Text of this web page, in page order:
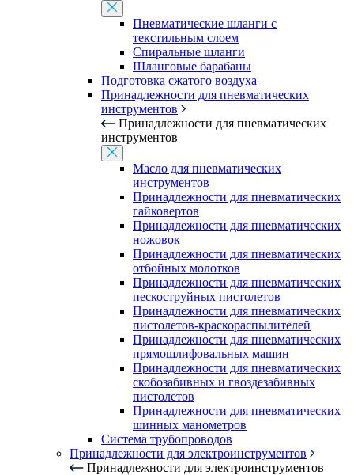
Пневматические шланги с
текстильным слоем
Спиральные шланги
Шланговые барабаны
Подготовка сжатого воздуха
Принадлежности для пневматических
инструментов
Принадлежности для пневматических
инструментов
Масло для пневматических
инструментов
Принадлежности для пневматических
гайковертов
Принадлежности для пневматических
ножовок
Принадлежности для пневматических
отбойных молотков
Принадлежности для пневматических
пескоструйных пистолетов
Принадлежности для пневматических
пистолетов-краскораспылителей
Принадлежности для пневматических
прямошлифовальных машин
Принадлежности для пневматических
скобозабивных и гвоздезабивных
пистолетов
Принадлежности для пневматических
шинных манометров
Система трубопроводов
Принадлежности для электроинструментов
Принадлежности для электроинструментов